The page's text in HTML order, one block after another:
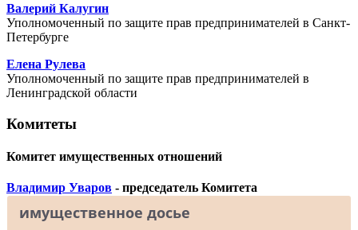
Валерий Калугин
Уполномоченный по защите прав предпринимателей в Санкт-
Петербурге
Елена Рулева
Уполномоченный по защите прав предпринимателей в
Ленинградской области
Комитеты
Комитет имущественных отношений
Владимир Уваров - председатель Комитета
имущественное досье